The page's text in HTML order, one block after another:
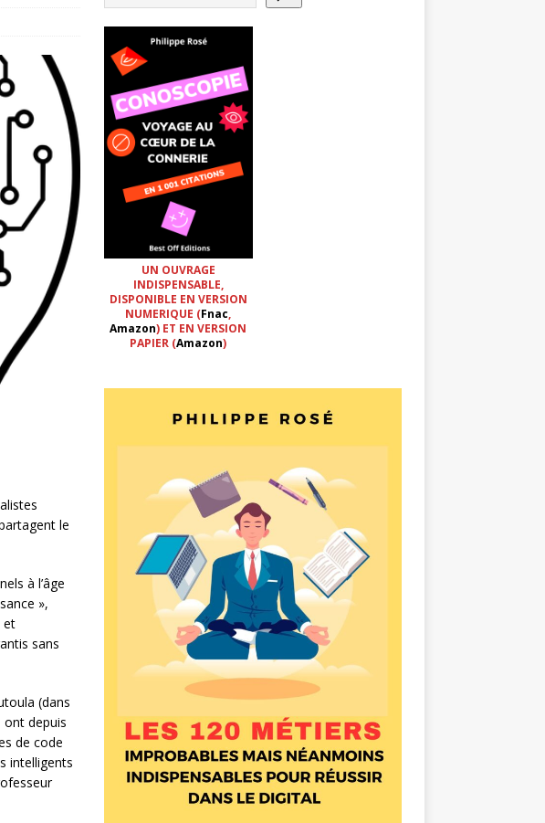
le
à l’âge
»,
et
sans
(dans
ont depuis
de code
intelligents
UN OUVRAGE
INDISPENSABLE,
DISPONIBLE EN VERSION
NUMERIQUE (Fnac,
Amazon) ET EN VERSION
PAPIER (Amazon)